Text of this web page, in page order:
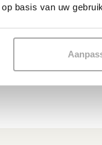
basis van uw